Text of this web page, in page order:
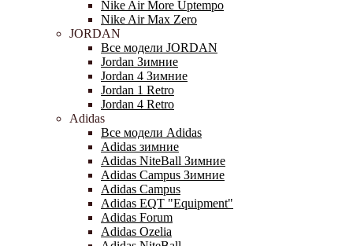
Nike Air More Uptempo
Nike Air Max Zero
JORDAN
Все модели JORDAN
Jordan Зимние
Jordan 4 Зимние
Jordan 1 Retro
Jordan 4 Retro
Adidas
Все модели Adidas
Adidas зимние
Adidas NiteBall Зимние
Adidas Campus Зимние
Adidas Campus
Adidas EQT "Equipment"
Adidas Forum
Adidas Ozelia